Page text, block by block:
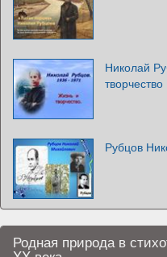
Николай
творчество
Рубцов
Родная природа в